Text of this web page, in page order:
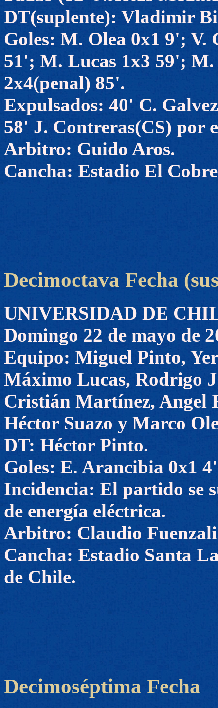
DT(suplente): Vladimir
Goles: M. Olea 0x1 9'; V.
51'; M. Lucas 1x3 59';
2x4(penal) 85'.
Expulsados: 40' C.
58' J. Contreras(CS) por
Arbitro: Guido Aros.
Cancha: Estadio El
Decimoctava Fecha
UNIVERSIDAD DE
Domingo 22 de mayo de
Equipo: Miguel Pinto,
Máximo Lucas, Rodrigo
Cristián Martínez, Angel
Héctor Suazo y Marco
DT: Héctor Pinto.
Goles: E. Arancibia 0x1
Incidencia: El partido se
de energía eléctrica.
Arbitro: Claudio
Cancha: Estadio Santa
de Chile.
Decimoséptima Fecha